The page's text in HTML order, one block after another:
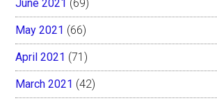
June 2021 (69)
May 2021 (66)
April 2021 (71)
March 2021 (42)